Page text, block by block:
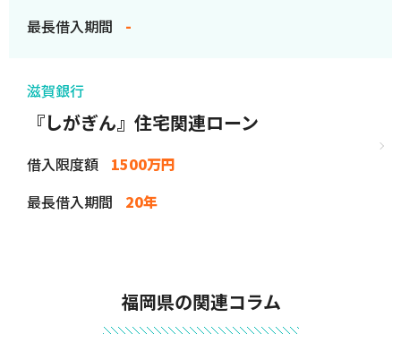
最長借入期間
-
滋賀銀行
『しがぎん』住宅関連ローン
借入限度額
1500万円
最長借入期間
20年
福岡県の関連コラム